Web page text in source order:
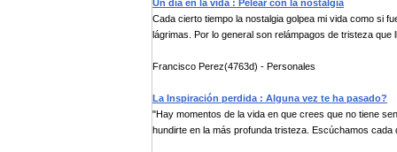
Un día en la vida : Pelear con la nostalgia
Cada cierto tiempo la nostalgia golpea mi vida como si
lágrimas. Por lo general son relámpagos de tristeza que
Francisco Perez(4763d) - Personales
La Inspiración perdida : Alguna vez te ha pasado?
"Hay momentos de la vida en que crees que no tiene
hundirte en la más profunda tristeza. Escúchamos cada